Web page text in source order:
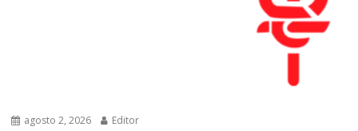
agosto 2, 2026 Editor